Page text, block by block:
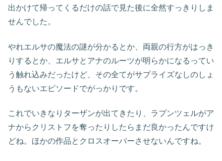
出かけて帰ってくるだけの話で見た後に全然すっきりしま
せんでした。
やれエルサの魔法の謎が分かるとか、両親の行方がはっき
りするとか、エルサとアナのルーツが明らかになるってい
う触れ込みだったけど、その全てがサプライズなしのしょ
うもないエピソードでがっかりです。
これでいきなりターザンが出てきたり、ラプンツェルがア
ナからクリストフを奪ったりしたらまだ良かったんですけ
どね。ほかの作品とクロスオーバーさせないんですね。